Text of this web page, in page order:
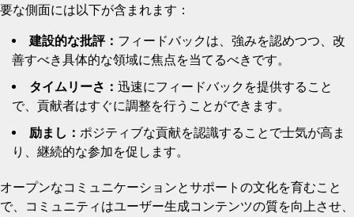
要な側面には以下が含まれます：
建設的な批評： フィードバックは、強みを認めつつ、改
善すべき具体的な領域に焦点を当てるべきです。
タイムリーさ： 迅速にフィードバックを提供すること
で、貢献者はすぐに調整を行うことができます。
励まし： ポジティブな貢献を認識することで士気が高ま
り、継続的な参加を促します。
オープンなコミュニケーションとサポートの文化を育むこと
で、コミュニティはユーザー生成コンテンツの質を向上させ、